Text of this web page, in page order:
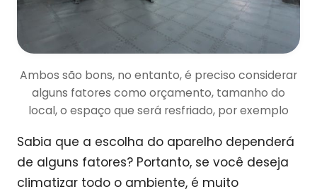
Ambos são bons, no entanto, é preciso considerar
alguns fatores como orçamento, tamanho do
local, o espaço que será resfriado, por exemplo
Sabia que a escolha do aparelho dependerá
de alguns fatores? Portanto, se você deseja
climatizar todo o ambiente, é muito